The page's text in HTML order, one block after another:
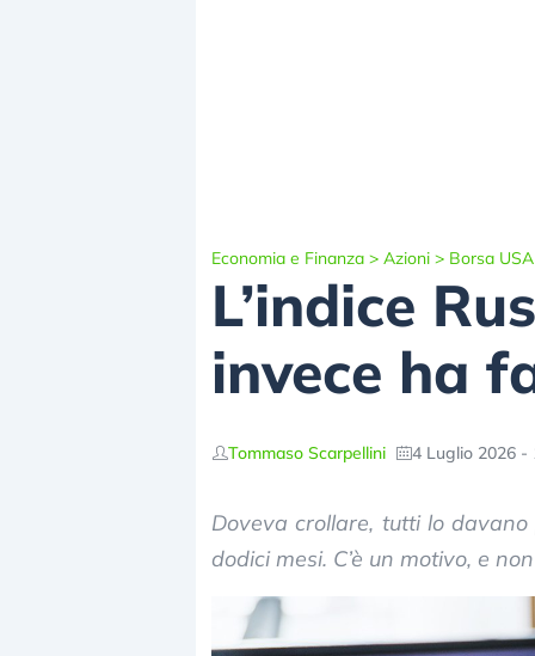
Economia e Finanza > Azioni > Borsa USA
L’indice
invece ha
Tommaso Scarpellini 4 Luglio 2026 -
Doveva crollare, tutti lo
dodici mesi. C’è un motivo, e